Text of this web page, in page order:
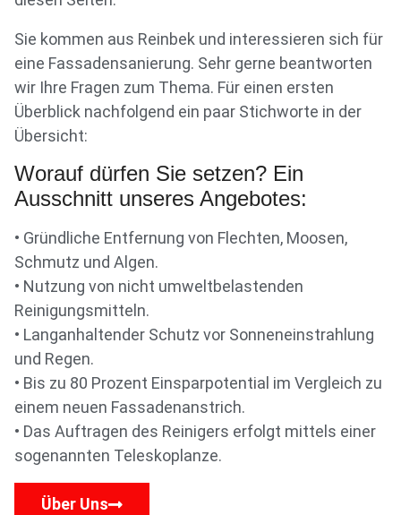
Sie kommen aus Reinbek und interessieren sich für
eine Fassadensanierung. Sehr gerne beantworten
wir Ihre Fragen zum Thema. Für einen ersten
Überblick nachfolgend ein paar Stichworte in der
Übersicht:
Worauf dürfen Sie setzen? Ein
Ausschnitt unseres Angebotes:
• Gründliche Entfernung von Flechten, Moosen,
Schmutz und Algen.
• Nutzung von nicht umweltbelastenden
Reinigungsmitteln.
• Langanhaltender Schutz vor Sonneneinstrahlung
und Regen.
• Bis zu 80 Prozent Einsparpotential im Vergleich zu
einem neuen Fassadenanstrich.
• Das Auftragen des Reinigers erfolgt mittels einer
sogenannten Teleskoplanze.
Über Uns